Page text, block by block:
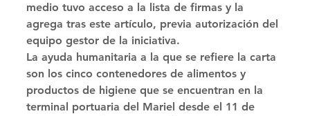
medio tuvo acceso a la lista de firmas y la
agrega tras este artículo, previa autorización del
equipo gestor de la iniciativa.
La ayuda humanitaria a la que se refiere la carta
son los cinco contenedores de alimentos y
productos de higiene que se encuentran en la
terminal portuaria del Mariel desde el 11 de